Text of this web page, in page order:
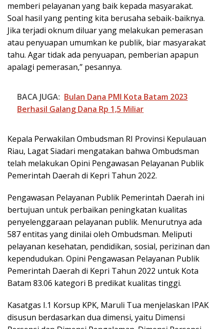
memberi pelayanan yang baik kepada masyarakat.
Soal hasil yang penting kita berusaha sebaik-baiknya.
Jika terjadi oknum diluar yang melakukan pemerasan
atau penyuapan umumkan ke publik, biar masyarakat
tahu. Agar tidak ada penyuapan, pemberian apapun
apalagi pemerasan,” pesannya.
BACA JUGA: Bulan Dana PMI Kota Batam 2023
Berhasil Galang Dana Rp 1,5 Miliar
Kepala Perwakilan Ombudsman RI Provinsi Kepulauan
Riau, Lagat Siadari mengatakan bahwa Ombudsman
telah melakukan Opini Pengawasan Pelayanan Publik
Pemerintah Daerah di Kepri Tahun 2022.
Pengawasan Pelayanan Publik Pemerintah Daerah ini
bertujuan untuk perbaikan peningkatan kualitas
penyelenggaraan pelayanan publik. Menurutnya ada
587 entitas yang dinilai oleh Ombudsman. Meliputi
pelayanan kesehatan, pendidikan, sosial, perizinan dan
kependudukan. Opini Pengawasan Pelayanan Publik
Pemerintah Daerah di Kepri Tahun 2022 untuk Kota
Batam 83.06 kategori B predikat kualitas tinggi.
Kasatgas I.1 Korsup KPK, Maruli Tua menjelaskan IPAK
disusun berdasarkan dua dimensi, yaitu Dimensi